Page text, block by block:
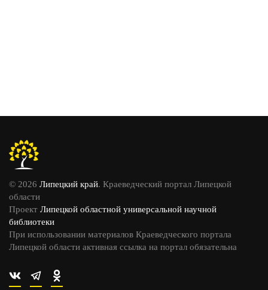
© 2026 Липецкий край. Краеведческий портал Липецкой
области
Проект Липецкой областной универсальной научной
библиотеки
При использовании материалов Краеведческого портала
Липецкой области активная ссылка на портал обязательна